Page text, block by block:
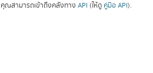
คุณสามารถเข้าถึงคลังทาง API (ให้ดู คู่มือ API).